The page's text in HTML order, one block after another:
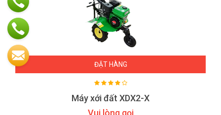
ĐẶT HÀNG
Máy xới đất XDX2-X
Vui lòng gọi